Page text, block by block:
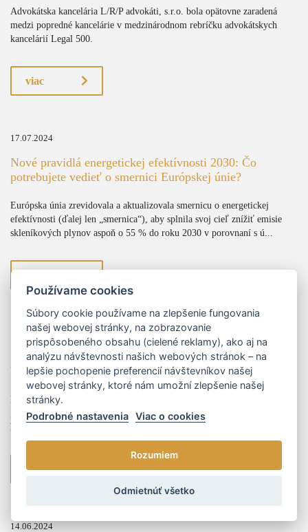
Advokátska kancelária L/R/P advokáti, s.r.o. bola opätovne zaradená
medzi popredné kancelárie v medzinárodnom rebríčku advokátskych
kancelárií Legal 500.
viac
17.07.2024
Nové pravidlá energetickej efektívnosti 2030: Čo
potrebujete vedieť o smernici Európskej únie?
Európska únia zrevidovala a aktualizovala smernicu o energetickej
efektívnosti (ďalej len „smernica“), aby splnila svoj cieľ znížiť emisie
skleníkových plynov aspoň o 55 % do roku 2030 v porovnaní s ú...
17.07.2024
Revidovaná smernica o energetickej hospodárnosti
budov a jej dopady
Dňa 8. mája 2024 bolo v Úradnom vestníku Európskej únie (ďalej len
„EÚ“) zverejnené revidované znenie smernice o energetickej
hospodárnosti budov (ďalej len „smernica“).
viac
14.06.2024
Používame cookies
Súbory cookie používame na zlepšenie fungovania
našej webovej stránky, na zobrazovanie
prispôsobeného obsahu (cielené reklamy), ako aj na
analýzu návštevnosti našich webových stránok – na
lepšie pochopenie preferencií návštevníkov našej
webovej stránky, ktoré nám umožní zlepšenie našej
stránky.
Podrobné nastavenia
Viac o cookies
Rozumiem
Odmietnúť všetko